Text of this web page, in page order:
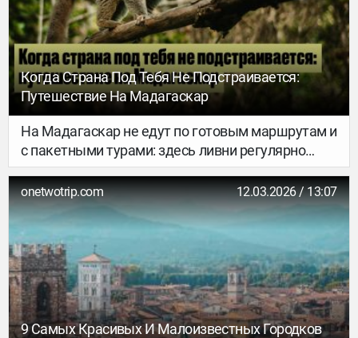
Когда Страна Под Тебя Не Подстраивается:
Путешествие На Мадагаскар
На Мадагаскар не едут по готовым маршрутам и
с пакетными турами: здесь ливни регулярно
размывают дороги, логистика нарушается, а с
местными нужно договариваться без
английского языка. Путешественница Алиса
Головченко (Instagram) побывала на острове и
рассказала, чему он её научил.
onetwotrip.com 12.03.2026 / 13:07
9 Самых Красивых И Малоизвестных Городков